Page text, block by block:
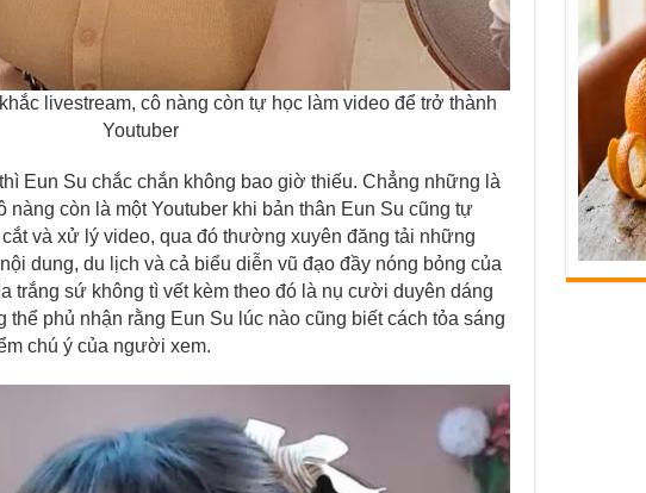
livestream, cô nàng còn tự học làm video để trở thành
Youtuber
Eun Su chắc chắn không bao giờ thiếu. Chẳng những là
nàng còn là một Youtuber khi bản thân Eun Su cũng tự
và xử lý video, qua đó thường xuyên đăng tải những
dung, du lịch và cả biểu diễn vũ đạo đầy nóng bỏng của
trắng sứ không tì vết kèm theo đó là nụ cười duyên dáng
phủ nhận rằng Eun Su lúc nào cũng biết cách tỏa sáng
chú ý của người xem.